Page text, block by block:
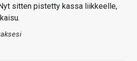
sitten pistetty kassa liikkeelle,